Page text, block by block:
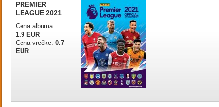
PREMIER
LEAGUE 2021
Cena albuma:
1.9 EUR
Cena vrečke: 0.7
EUR